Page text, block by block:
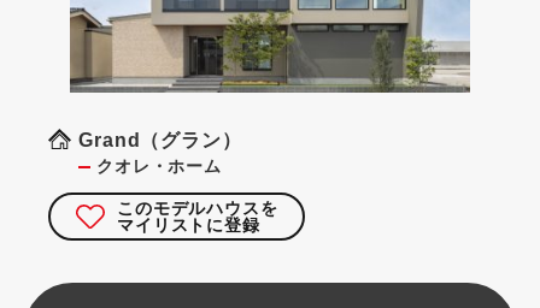
Grand（グラン）
クオレ・ホーム
このモデルハウスを
マイリストに登録